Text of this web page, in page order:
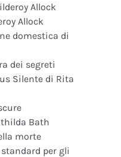
Allock
Allock
domestica di
dei segreti
Silente di Rita
Bath
morte
per gli